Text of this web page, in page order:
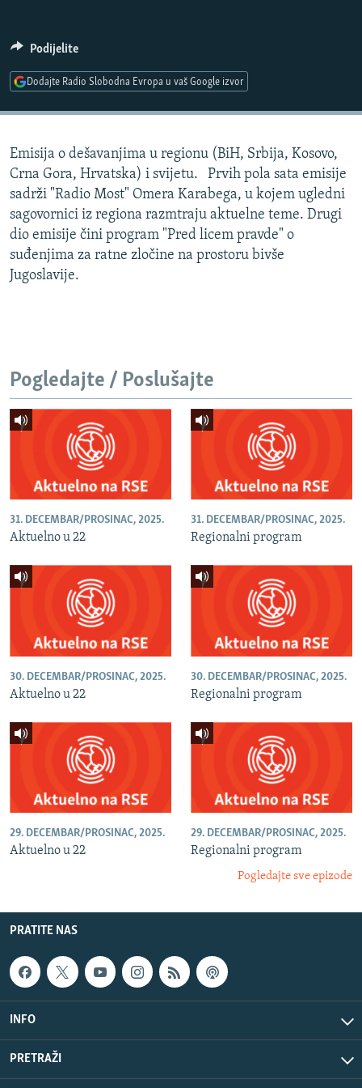
DNEVNO@RSE
SPECIJALI RSE
POPLAVE I KLIZIŠTA U BIH 2024.
TV LIBERTY
POST SCRIPTUM
MOJA EVROPA
TRI DECENIJE OD RATA U BIH
PRATITE NAS
Sve RFE/RL stranice
Podijelite
Dodajte Radio Slobodna Evropa u vaš Google izvor
Emisija o dešavanjima u regionu (BiH, Srbija, Kosovo,
Crna Gora, Hrvatska) i svijetu. Prvih pola sata emisije
sadrži "Radio Most" Omera Karabega, u kojem ugledni
sagovornici iz regiona razmtraju aktuelne teme. Drugi
dio emisije čini program "Pred licem pravde" o
suđenjima za ratne zločine na prostoru bivše
Jugoslavije.
Pogledajte / Poslušajte
31. DECEMBAR/PROSINAC, 2025.
Aktuelno u 22
31. DECEMBAR/PROSINAC, 2025.
Regionalni program
30. DECEMBAR/PROSINAC, 2025.
Aktuelno u 22
30. DECEMBAR/PROSINAC, 2025.
Regionalni program
29. DECEMBAR/PROSINAC, 2025.
Aktuelno u 22
29. DECEMBAR/PROSINAC, 2025.
Regionalni program
Pogledajte sve epizode
PRATITE NAS
INFO
PRETRAŽI